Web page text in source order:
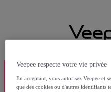
Veepee respecte votre vie privée
En acceptant, vous autorisez Veepee et
que des cookies ou d'autres identifiants